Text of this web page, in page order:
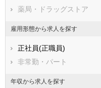
薬局・ドラッグストア
雇用形態から求人を探す
正社員(正職員)
非常勤・パート
年収から求人を探す